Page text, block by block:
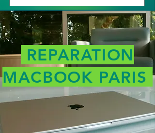
REPARATION
MACBOOK PARIS